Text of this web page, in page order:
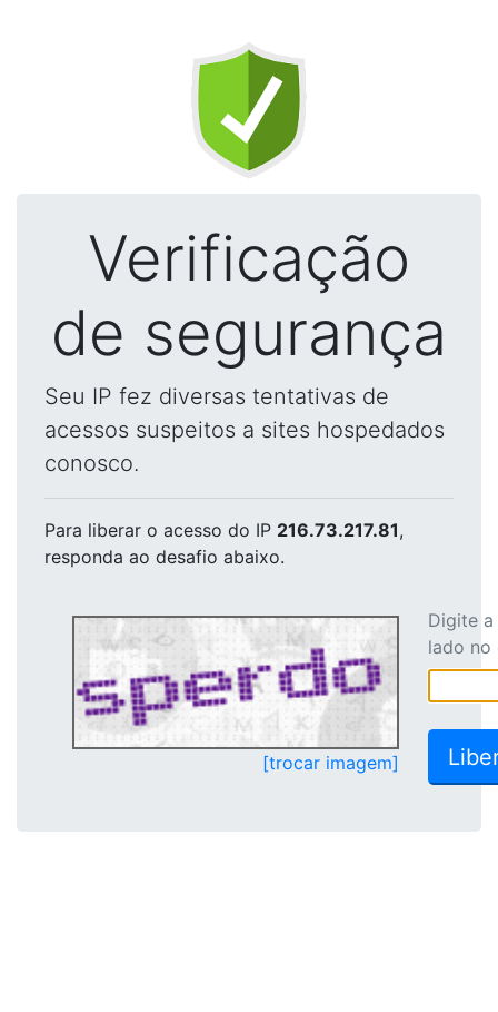
Verificação
de segurança
Seu IP fez diversas tentativas de
acessos suspeitos a sites hospedados
conosco.
Para liberar o acesso do IP 216.73.217.81,
responda ao desafio abaixo.
[trocar imagem]
Digite
lado no